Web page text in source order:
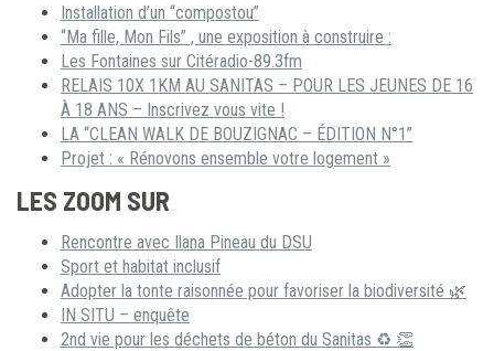
Installation d’un “compostou”
“Ma fille, Mon Fils” , une exposition à construire :
Les Fontaines sur Citéradio-89.3fm
RELAIS 10X 1KM AU SANITAS – POUR LES JEUNES DE 16
À 18 ANS – Inscrivez vous vite !
LA “CLEAN WALK DE BOUZIGNAC – ÉDITION N°1”
Projet : « Rénovons ensemble votre logement »
LES ZOOM SUR
Rencontre avec Ilana Pineau du DSU
Sport et habitat inclusif
Adopter la tonte raisonnée pour favoriser la biodiversité 🌿
IN SITU – enquête
2nd vie pour les déchets de béton du Sanitas ♻ 👏